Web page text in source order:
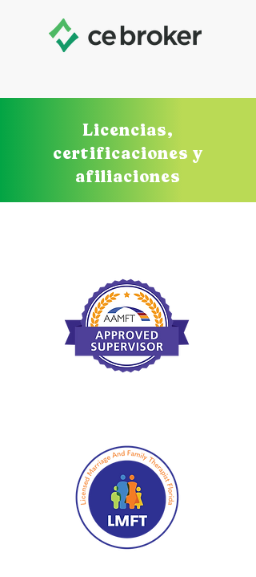
Licencias,
certificaciones y
afiliaciones